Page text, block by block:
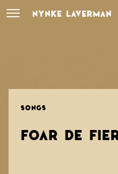
NYNKE LAVERMAN
SONGS
FOAR DE